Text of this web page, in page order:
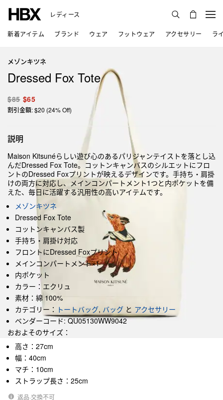
レディース
新着アイテム ブランド ウェア フットウェア アクセサリー ラ
メゾンキツネ
Dressed Fox Tote
$85 $65
割引金額: $20 (24% Off)
説明
Maison Kitsunéらしい遊び心のあるパリジャンテイストを落とし込
んだDressed Fox Tote。コットンキャンバスのシルエットにフロ
ントのDressed Foxプリントが映えるデザインです。手持ち・肩掛
けの両方に対応し、メインコンパートメント1つと内ポケットを備
えた、毎日に活躍する汎用性の高いアイテムです。
メゾンキツネ
Dressed Fox Tote
コットンキャンバス製
手持ち・肩掛け対応
フロントにDressed Foxプリント
メインコンパートメント×1
内ポケット
カラー：エクリュ
素材：綿 100%
カテゴリー： トートバッグ, バッグ と アクセサリー
ベンダーコード: QU05130WW9042
おおよそのサイズ：
高さ：27cm
幅：40cm
マチ：10cm
ストラップ長さ：25cm
返品·交換不可